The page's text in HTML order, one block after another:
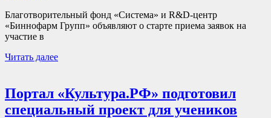
Благотворительный фонд «Система» и R&D-центр
«Биннофарм Групп» объявляют о старте приема заявок на
участие в
Читать далее
Портал «Культура.РФ» подготовил
специальный проект для учеников